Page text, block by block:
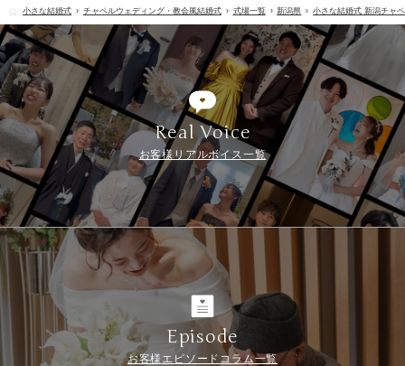
小さな結婚式 チャペルウェディング・教会風結婚式 式場一覧 新潟県 小さな結婚式 新潟チャ
Real Voice
お客様リアルボイス一覧
Episode
お客様エピソードコラム一覧